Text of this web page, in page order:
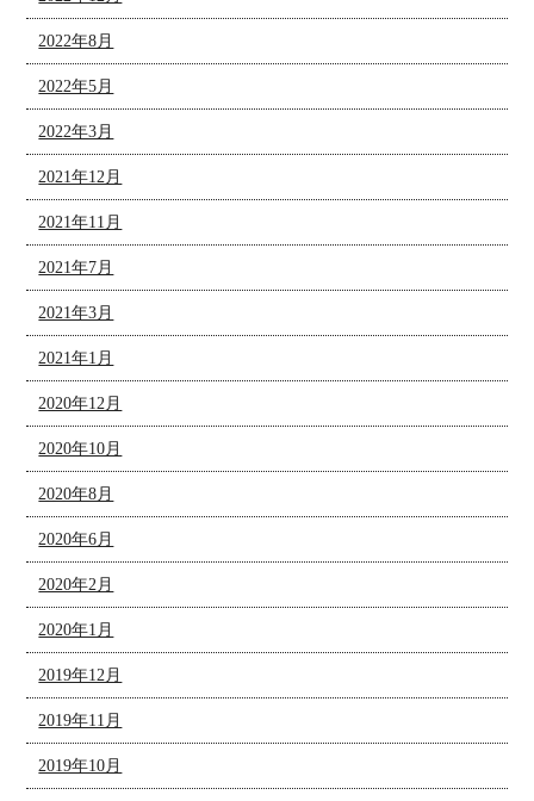
2022年8月
2022年5月
2022年3月
2021年12月
2021年11月
2021年7月
2021年3月
2021年1月
2020年12月
2020年10月
2020年8月
2020年6月
2020年2月
2020年1月
2019年12月
2019年11月
2019年10月